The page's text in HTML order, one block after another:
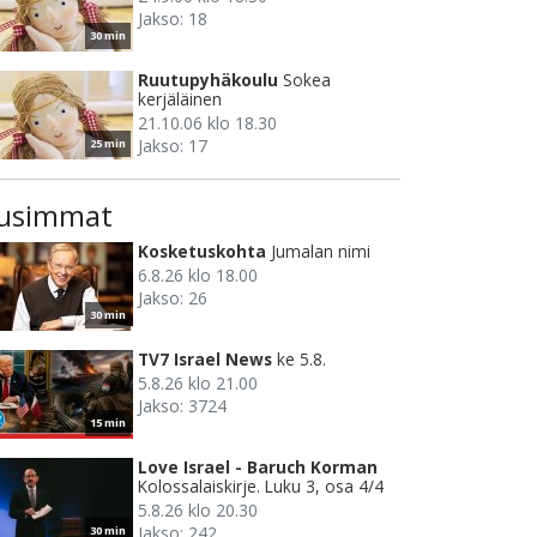
30 min
Jakso: 18
25 min
Ruutupyhäkoulu Sokea
kerjäläinen
21.10.06 klo 18.30
Jakso: 17
30 min
Kosketuskohta Jumalan nimi
6.8.26 klo 18.00
Jakso: 26
15 min
TV7 Israel News ke 5.8.
5.8.26 klo 21.00
Jakso: 3724
30 min
Love Israel - Baruch Korman
Kolossalaiskirje. Luku 3, osa 4/4
5.8.26 klo 20.30